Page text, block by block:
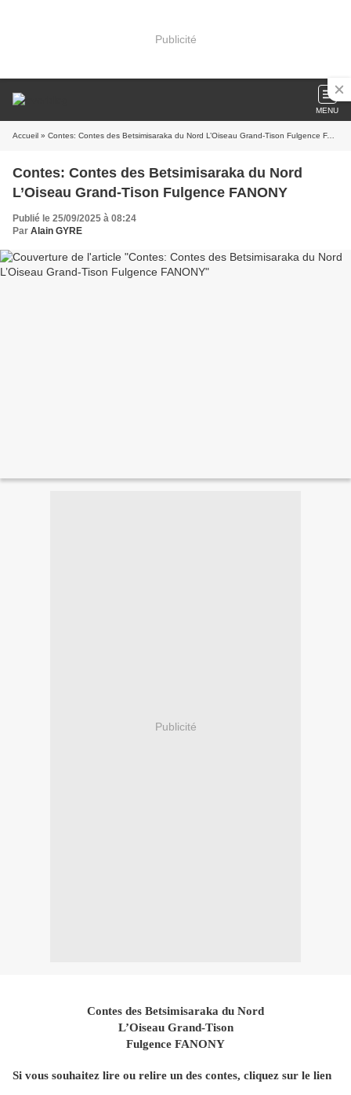
Publicité
MENU
Accueil » Contes: Contes des Betsimisaraka du Nord L’Oiseau Grand-Tison Fulgence FANONY
Contes: Contes des Betsimisaraka du Nord
L’Oiseau Grand-Tison Fulgence FANONY
Publié le 25/09/2025 à 08:24
Par Alain GYRE
Publicité
Contes des Betsimisaraka du Nord
L’Oiseau Grand-Tison
Fulgence FANONY
Si vous souhaitez lire ou relire un des contes, cliquez sur le lien